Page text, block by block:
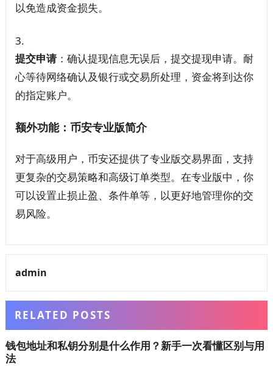
以免造成资金损失。
提交申请：确认提现信息无误后，提交提现申请。耐
心等待网络确认及银行或交易所处理，资金将到达你
的指定账户。
额外功能：币安专业版简介
对于高级用户，币安还提供了专业版交易界面，支持
更复杂的交易策略和高级订单类型。在专业版中，你
可以设置止损止盈、条件单等，以更好地管理你的交
易风险。
admin
RELATED POSTS
钱包地址和私钥分别是什么作用？新手一次看懂区别与用
法